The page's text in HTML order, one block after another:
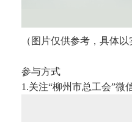
（图片仅供参考，具体以
参与方式
1.关注“柳州市总工会”微